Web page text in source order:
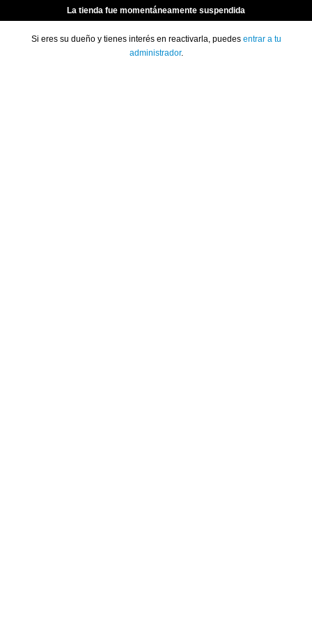
La tienda fue momentáneamente suspendida
Si eres su dueño y tienes interés en reactivarla, puedes entrar a tu
administrador.